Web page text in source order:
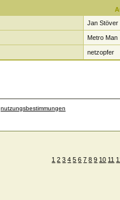
Jan Stöver
Metro Man
netzopfer
nutzungsbestimmungen
1 2 3 4 5 6 7 8 9 10 11